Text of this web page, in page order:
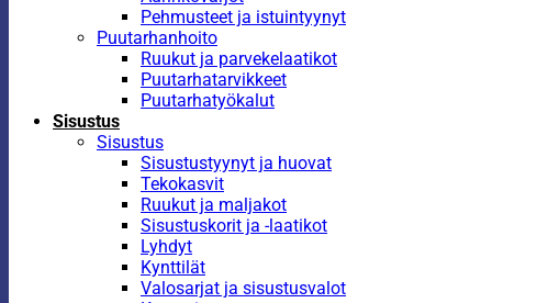
Pehmusteet ja istuintyynyt
Puutarhanhoito
Ruukut ja parvekelaatikot
Puutarhatarvikkeet
Puutarhatyökalut
Sisustus
Sisustus
Sisustustyynyt ja huovat
Tekokasvit
Ruukut ja maljakot
Sisustuskorit ja -laatikot
Lyhdyt
Kynttilät
Valosarjat ja sisustusvalot